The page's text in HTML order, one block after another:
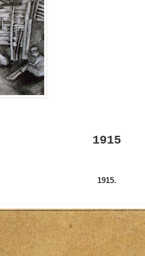
1915
1915.